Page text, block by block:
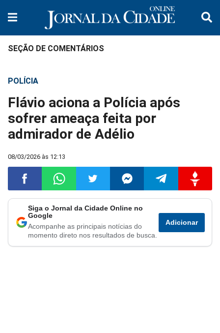
SEÇÃO DE COMENTÁRIOS
POLÍCIA
Flávio aciona a Polícia após
sofrer ameaça feita por
admirador de Adélio
08/03/2026 às 12:13
Compartilhar
no
Compartilhar
no
Compartilhar
no
Compartilhar
no
Compartilhar
no
no
Siga o Jornal da Cidade Online no
Google
Acompanhe as principais notícias do
momento direto nos resultados de busca.
Adicionar